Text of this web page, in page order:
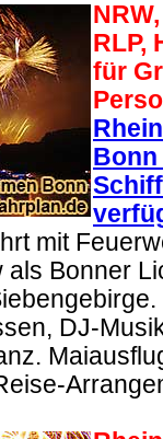
RLP,
für
Bonn
mit
Bonner
DJ-